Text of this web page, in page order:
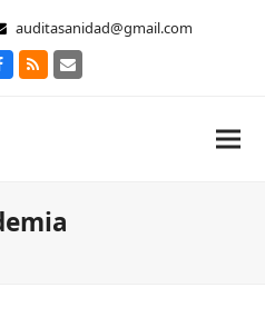
auditasanidad@gmail.com
RSS Correo